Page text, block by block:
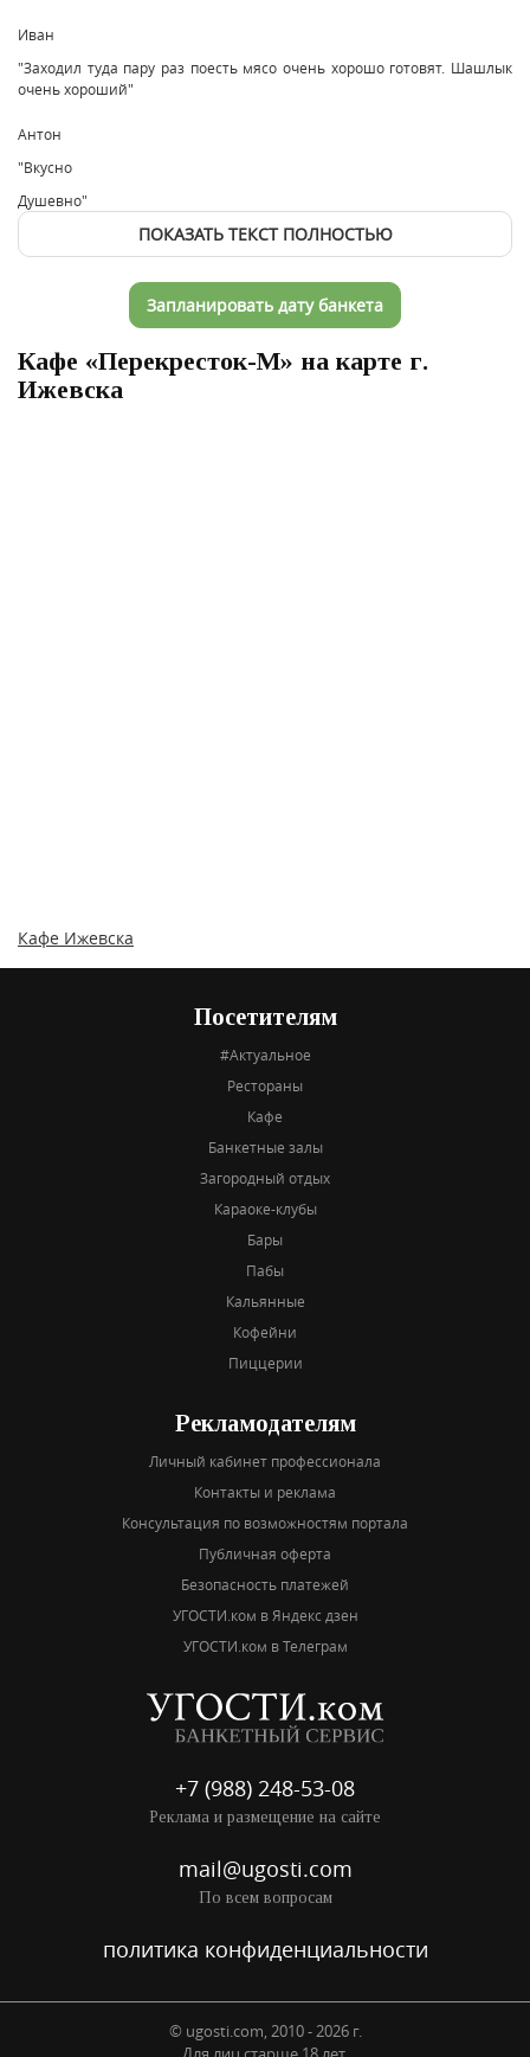
Иван
"Заходил туда пару раз поесть мясо очень хорошо готовят. Шашлык
очень хороший"
Антон
"Вкусно
Душевно"
ПОКАЗАТЬ ТЕКСТ ПОЛНОСТЬЮ
Запланировать дату банкета
Кафе «Перекресток-М» на карте г.
Ижевска
Кафе Ижевска
Посетителям
#Актуальное
Рестораны
Кафе
Банкетные залы
Загородный отдых
Караоке-клубы
Бары
Пабы
Кальянные
Кофейни
Пиццерии
Рекламодателям
Личный кабинет профессионала
Контакты и реклама
Консультация по возможностям портала
Публичная оферта
Безопасность платежей
УГОСТИ.ком в Яндекс дзен
УГОСТИ.ком в Телеграм
+7 (988) 248-53-08
Реклама и размещение на сайте
mail@ugosti.com
По всем вопросам
политика конфиденциальности
© ugosti.com, 2010 - 2026 г.